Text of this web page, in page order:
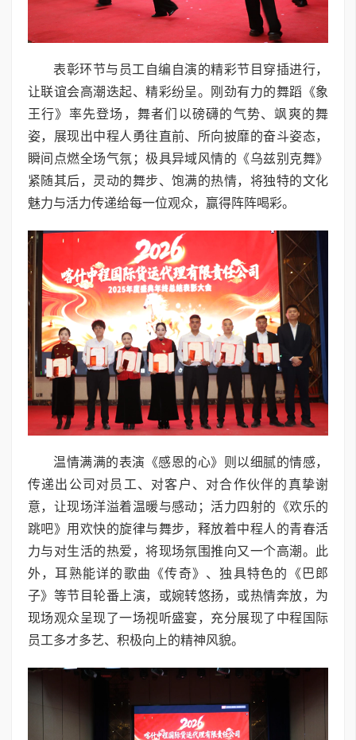
表彰环节与员工自编自演的精彩节目穿插进行，
让联谊会高潮迭起、精彩纷呈。刚劲有力的舞蹈《象
王行》率先登场，舞者们以磅礴的气势、飒爽的舞
姿，展现出中程人勇往直前、所向披靡的奋斗姿态，
瞬间点燃全场气氛；极具异域风情的《乌兹别克舞》
紧随其后，灵动的舞步、饱满的热情，将独特的文化
魅力与活力传递给每一位观众，赢得阵阵喝彩。
温情满满的表演《感恩的心》则以细腻的情感，
传递出公司对员工、对客户、对合作伙伴的真挚谢
意，让现场洋溢着温暖与感动；活力四射的《欢乐的
跳吧》用欢快的旋律与舞步，释放着中程人的青春活
力与对生活的热爱，将现场氛围推向又一个高潮。此
外，耳熟能详的歌曲《传奇》、独具特色的《巴郎
子》等节目轮番上演，或婉转悠扬，或热情奔放，为
现场观众呈现了一场视听盛宴，充分展现了中程国际
员工多才多艺、积极向上的精神风貌。